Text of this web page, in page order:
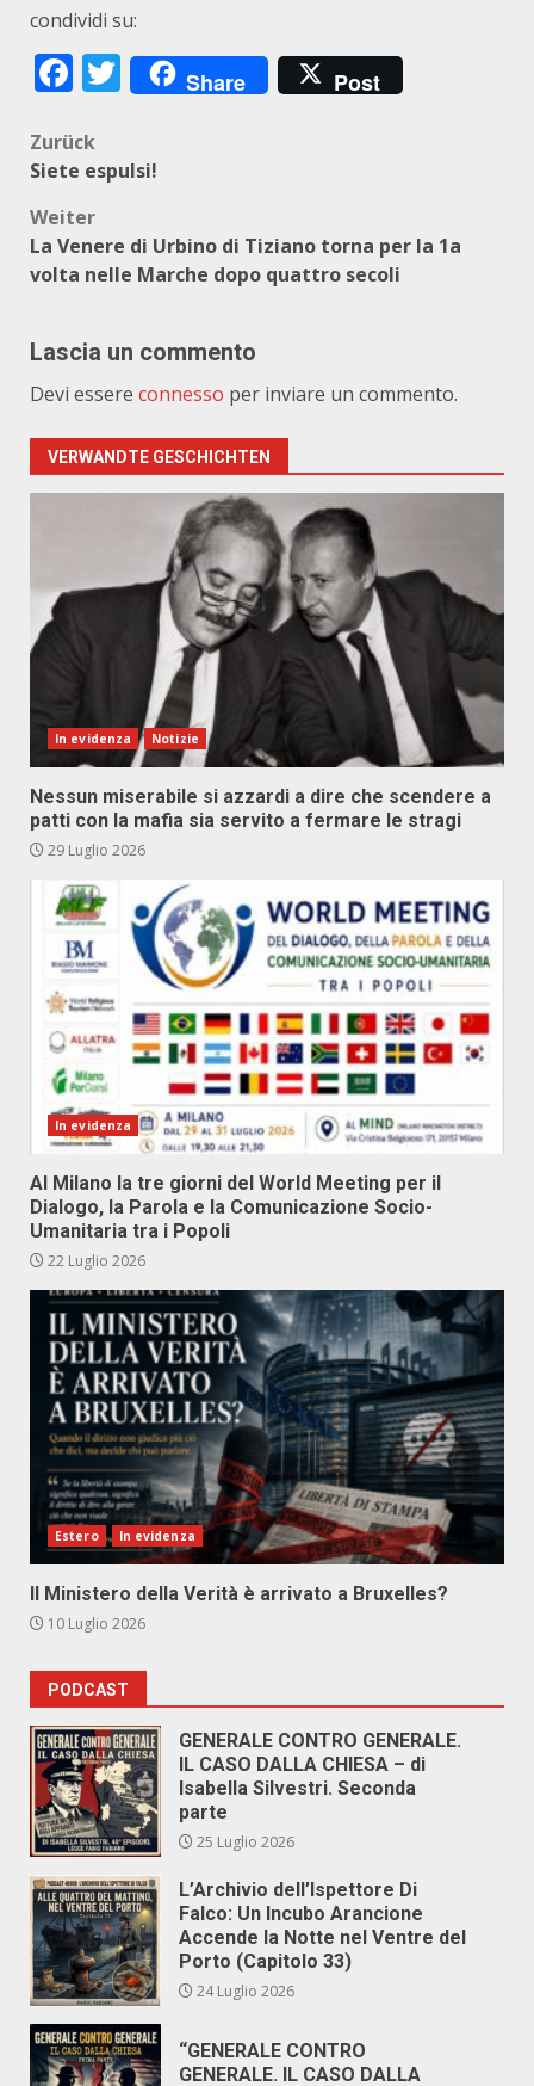
condividi su:
Facebook
Twitter
Share Post
Beitragsnavigation
Zurück
Siete espulsi!
Weiter
La Venere di Urbino di Tiziano torna per la 1a
volta nelle Marche dopo quattro secoli
Lascia un commento
Devi essere connesso per inviare un commento.
VERWANDTE GESCHICHTEN
In evidenza Notizie
Nessun miserabile si azzardi a dire che scendere a
patti con la mafia sia servito a fermare le stragi
29 Luglio 2026
In evidenza
Al Milano la tre giorni del World Meeting per il
Dialogo, la Parola e la Comunicazione Socio-
Umanitaria tra i Popoli
22 Luglio 2026
Estero In evidenza
Il Ministero della Verità è arrivato a Bruxelles?
10 Luglio 2026
PODCAST
GENERALE CONTRO GENERALE.
IL CASO DALLA CHIESA – di
Isabella Silvestri. Seconda
parte
25 Luglio 2026
L’Archivio dell’Ispettore Di
Falco: Un Incubo Arancione
Accende la Notte nel Ventre del
Porto (Capitolo 33)
24 Luglio 2026
“GENERALE CONTRO
GENERALE. IL CASO DALLA